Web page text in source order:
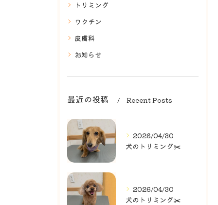
トリミング
ワクチン
皮膚科
お知らせ
最近の投稿 Recent Posts
2026/04/30
犬のトリミング✂️
2026/04/30
犬のトリミング✂️